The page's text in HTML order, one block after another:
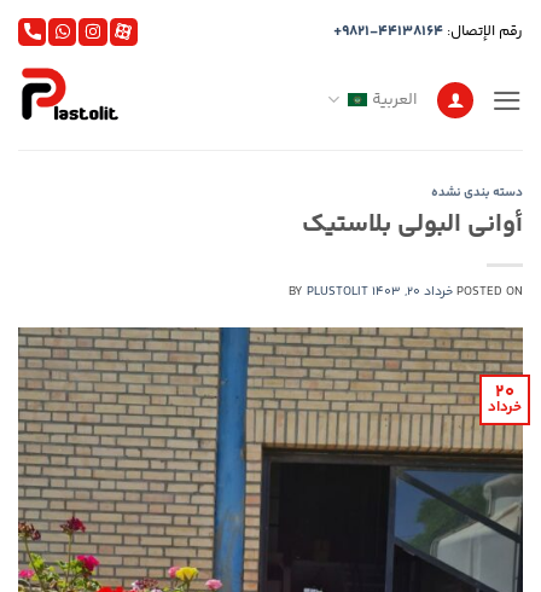
للمحتوى
رقم الإتصال: +9821-44138164
العربية
دسته بندی نشده
أواني البولي بلاستيك
POSTED ONخرداد 20, 1403 BY PLUSTOLIT
20
خرداد